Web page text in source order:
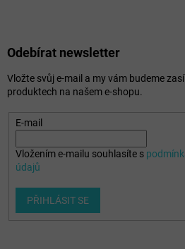
Odebírat newsletter
Vložte svůj e-mail a my vám budeme
produktech na našem e-shopu.
E-mail
Vložením e-mailu souhlasíte s
údajů
PŘIHLÁSIT SE